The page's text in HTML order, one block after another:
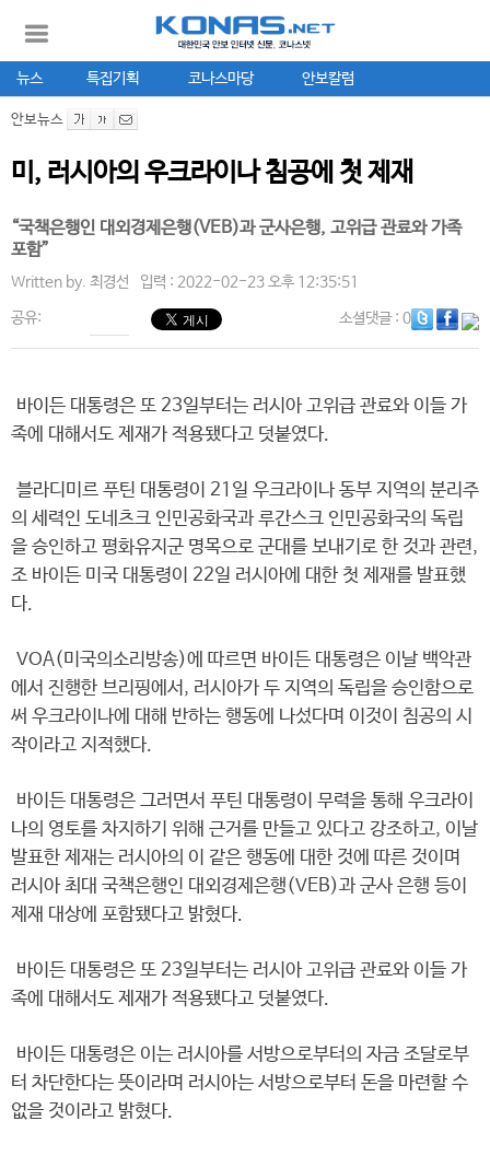
뉴스 특집기획 코나스마당 안보칼럼
안보뉴스
미, 러시아의 우크라이나 침공에 첫 제재
“국책은행인 대외경제은행(VEB)과 군사은행, 고위급 관료와 가족
포함”
Written by. 최경선 입력 : 2022-02-23 오후 12:35:51
공유: 소셜댓글: 0
바이든 대통령은 또 23일부터는 러시아 고위급 관료와 이들 가
족에 대해서도 제재가 적용됐다고 덧붙였다.
블라디미르 푸틴 대통령이 21일 우크라이나 동부 지역의 분리주
의 세력인 도네츠크 인민공화국과 루간스크 인민공화국의 독립
을 승인하고 평화유지군 명목으로 군대를 보내기로 한 것과 관련,
조 바이든 미국 대통령이 22일 러시아에 대한 첫 제재를 발표했
다.
VOA(미국의소리방송)에 따르면 바이든 대통령은 이날 백악관
에서 진행한 브리핑에서, 러시아가 두 지역의 독립을 승인함으로
써 우크라이나에 대해 반하는 행동에 나섰다며 이것이 침공의 시
작이라고 지적했다.
바이든 대통령은 그러면서 푸틴 대통령이 무력을 통해 우크라이
나의 영토를 차지하기 위해 근거를 만들고 있다고 강조하고, 이날
발표한 제재는 러시아의 이 같은 행동에 대한 것에 따른 것이며
러시아 최대 국책은행인 대외경제은행(VEB)과 군사 은행 등이
제재 대상에 포함됐다고 밝혔다.
바이든 대통령은 또 23일부터는 러시아 고위급 관료와 이들 가
족에 대해서도 제재가 적용됐다고 덧붙였다.
바이든 대통령은 이는 러시아를 서방으로부터의 자금 조달로부
터 차단한다는 뜻이라며 러시아는 서방으로부터 돈을 마련할 수
없을 것이라고 밝혔다.